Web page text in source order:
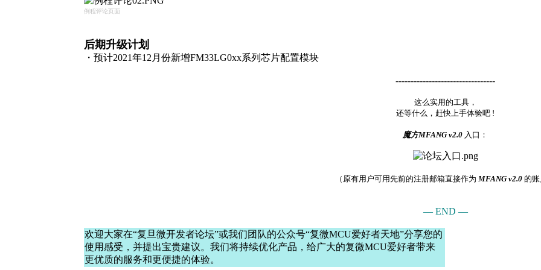
例程评论页面
后期升级计划
・预计2021年12月份新增FM33LG0xx系列芯片配置模块
---------------------------------
这么实用的工具，
还等什么，赶快上手体验吧 !
魔方MFANG v2.0 入口：
（原有用户可用先前的注册邮箱直接作为 MFANG v2.0 的
— END —
欢迎大家在“复旦微开发者论坛”或我们团队的公众号“复微MCU爱好者天地”分享您的
使用感受，并提出宝贵建议。我们将持续优化产品，给广大的复微MCU爱好者带来
更优质的服务和更便捷的体验。